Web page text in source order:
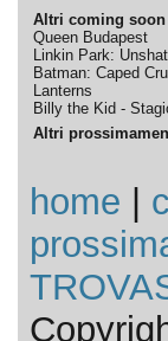
Altri coming soon
Queen Budapest
Linkin Park:
Batman: Caped
Lanterns
Billy the Kid -
Altri
home